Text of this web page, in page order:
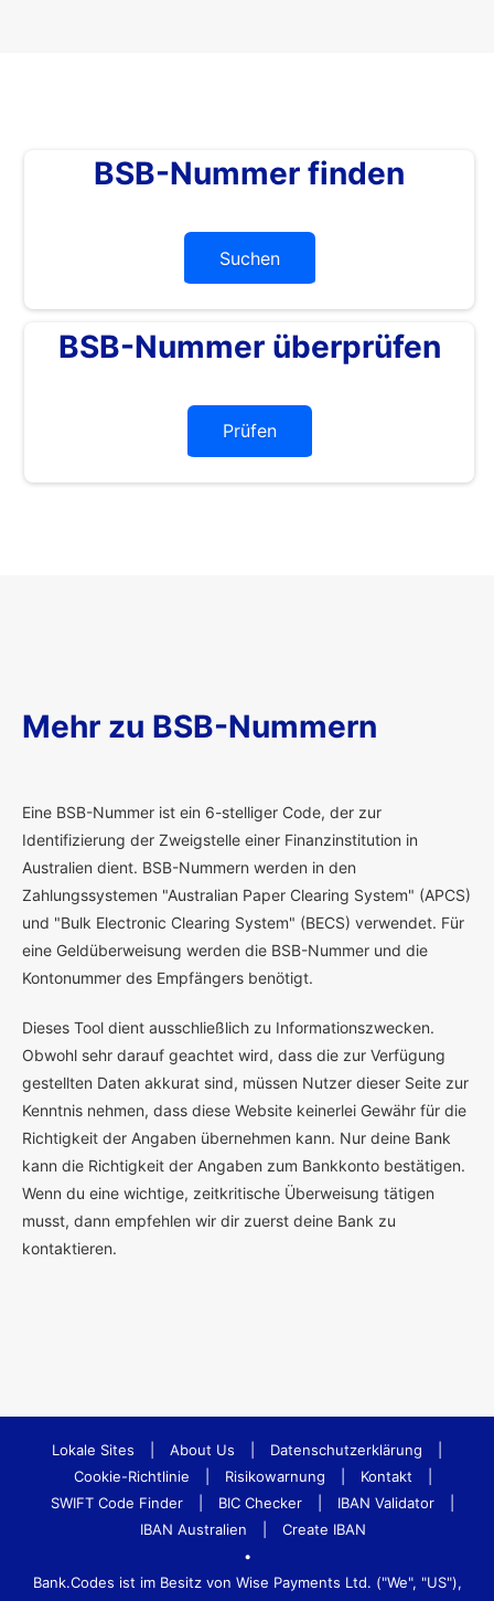
BSB-Nummer finden
Suchen
BSB-Nummer überprüfen
Prüfen
Mehr zu BSB-Nummern
Eine BSB-Nummer ist ein 6-stelliger Code, der zur
Identifizierung der Zweigstelle einer Finanzinstitution in
Australien dient. BSB-Nummern werden in den
Zahlungssystemen "Australian Paper Clearing System" (APCS)
und "Bulk Electronic Clearing System" (BECS) verwendet. Für
eine Geldüberweisung werden die BSB-Nummer und die
Kontonummer des Empfängers benötigt.
Dieses Tool dient ausschließlich zu Informationszwecken.
Obwohl sehr darauf geachtet wird, dass die zur Verfügung
gestellten Daten akkurat sind, müssen Nutzer dieser Seite zur
Kenntnis nehmen, dass diese Website keinerlei Gewähr für die
Richtigkeit der Angaben übernehmen kann. Nur deine Bank
kann die Richtigkeit der Angaben zum Bankkonto bestätigen.
Wenn du eine wichtige, zeitkritische Überweisung tätigen
musst, dann empfehlen wir dir zuerst deine Bank zu
kontaktieren.
Lokale Sites About Us Datenschutzerklärung
Cookie-Richtlinie
Risikowarnung Kontakt
SWIFT Code Finder
BIC Checker IBAN Validator
IBAN Australien
Create IBAN
•
Bank.Codes ist im Besitz von Wise Payments Ltd. ("We", "US"),